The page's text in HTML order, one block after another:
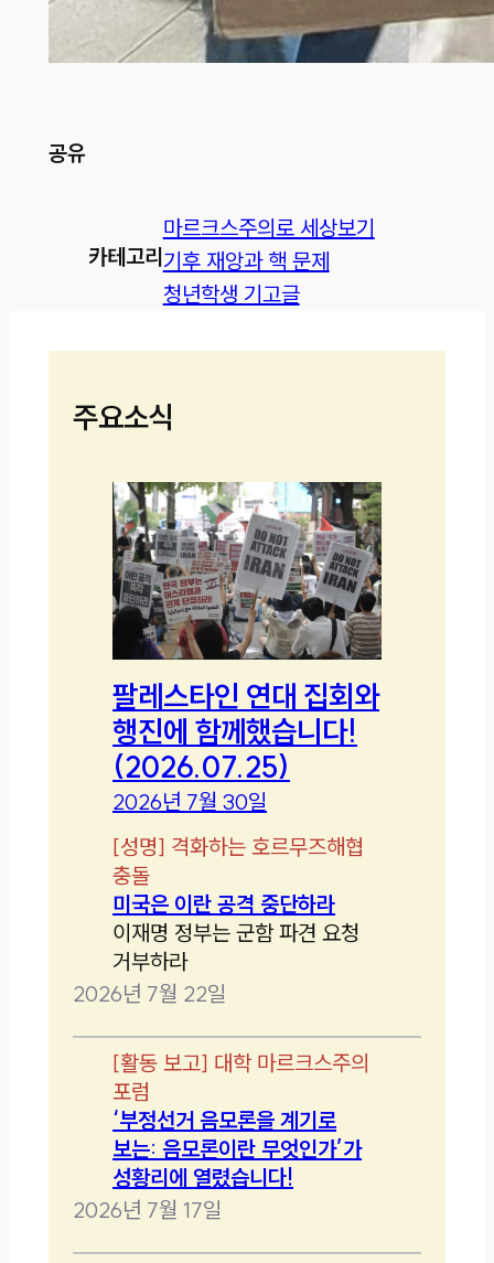
공유
카테고리
마르크스주의로 세상보기
기후 재앙과 핵 문제
청년학생 기고글
주요소식
팔레스타인 연대 집회와
행진에 함께했습니다!
(2026.07.25)
2026년 7월 30일
[성명] 격화하는 호르무즈해협
충돌
미국은 이란 공격 중단하라
이재명 정부는 군함 파견 요청
거부하라
2026년 7월 22일
[활동 보고] 대학 마르크스주의
포럼
‘부정선거 음모론을 계기로
보는: 음모론이란 무엇인가’가
성황리에 열렸습니다!
2026년 7월 17일